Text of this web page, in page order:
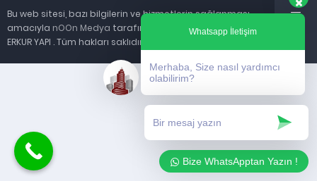
Whatsapp İletişim
Merhaba, Size nasıl yardımcı
olabilirim?
Bize WhatsApptan Yazın !
Bu web sitesi, bazı bilgilerin ve hizmetlerin sağlanması
amacıyla nOOn Medya tarafından kurulmuştur. © 2013
ERKUR YAPI . Tüm hakları saklıdır.